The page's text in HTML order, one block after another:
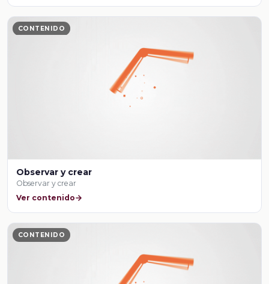
CONTENIDO
Observar y crear
Observar y crear
Ver contenido
CONTENIDO